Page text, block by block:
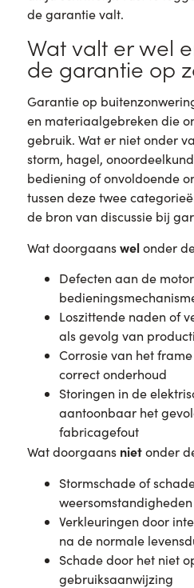
de garantie valt.
Wat valt er wel
de garantie op
Garantie op
en materiaalgebreken die
gebruik. Wat er niet onder
storm, hagel,
bediening of onvoldoende
tussen deze twee
de bron van discussie bij
Wat doorgaanswelonder
Defecten aan de
Loszittende naden of
als gevolg van
Corrosie van het
correct onderhoud
Storingen in de
aantoonbaar het
fabricagefout
Wat doorgaans nietonder
Stormschade of
weersomstandigheden
Verkleuringen door
na de normale
Schade door het niet
gebruiksaanwijzing